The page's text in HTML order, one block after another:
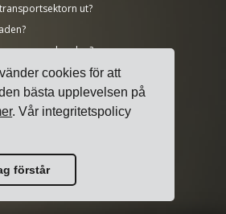
cookies för att
bästa upplevelsen på
. Vår integritetspolicy
förstår
ut?
är ofyllda i USA?
i världen efter omsättning
(2025)
2025)